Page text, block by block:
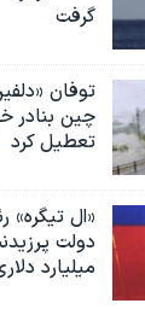
گرفت
توفان
چین بنادر
تعطیل کرد
«ال
دولت
میلیارد